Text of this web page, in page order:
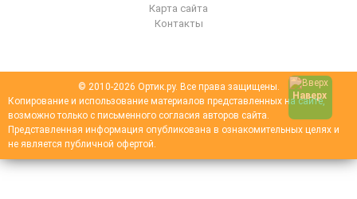
Карта сайта
Контакты
© 2010-2026 Ортик.ру. Все права защищены.
Копирование и использование материалов представленных на сайте,
возможно только с письменного согласия авторов сайта.
Представленная информация опубликована в ознакомительных целях и
не является публичной офертой.
Наверх